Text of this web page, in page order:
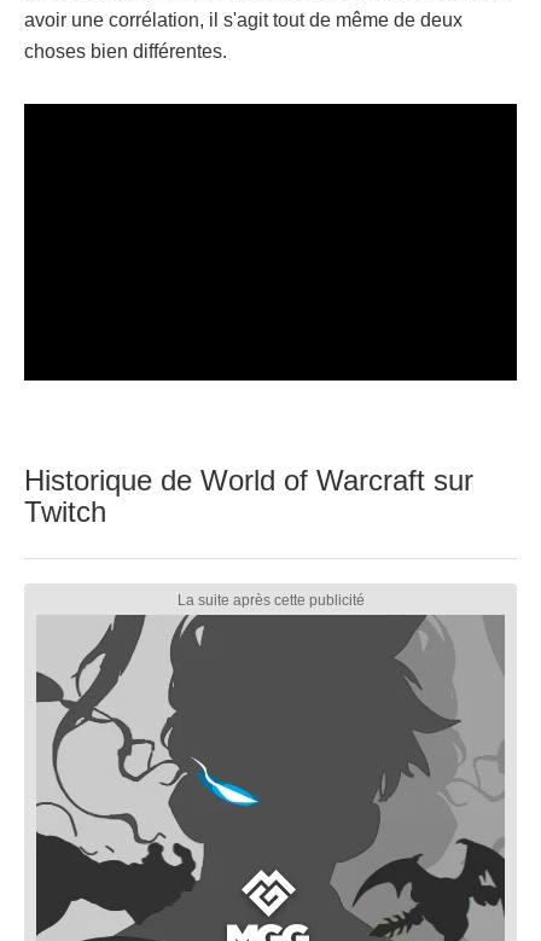
avoir une corrélation, il s'agit tout de même de deux
choses bien différentes.
Historique de World of Warcraft sur
Twitch